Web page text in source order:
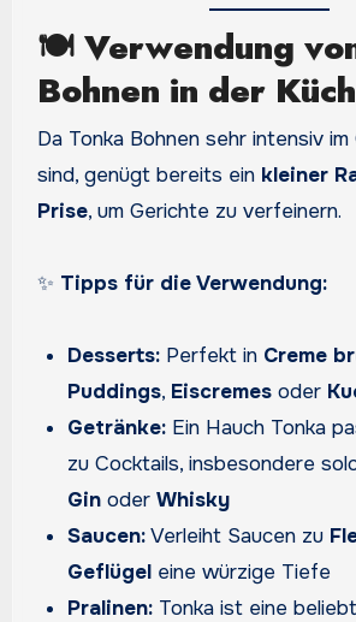
🍽Verwendung
Bohnen in der
Da Tonka Bohnen sehr intensiv im
sind, genügt bereits ein kleiner
Prise, um Gerichte zu verfeinern.
✨ Tipps für die Verwendung:
Desserts: Perfekt in Creme
Puddings, Eiscremes oder
Getränke: Ein Hauch Tonka
zu Cocktails, insbesondere
Gin oderWhisky
Saucen:Verleiht Saucen zu
Geflügel eine würzige Tiefe
Pralinen: Tonka ist eine